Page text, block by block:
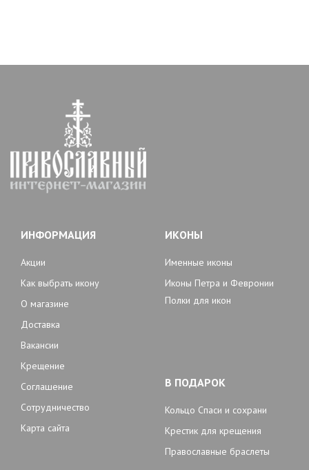
ИНФОРМАЦИЯ
Акции
Как выбрать икону
О магазине
Доставка
Вакансии
Крещение
Соглашение
Сотрудничество
Карта сайта
ИКОНЫ
Именные иконы
Иконы Петра и Февронии
Полки для икон
В ПОДАРОК
Кольцо Спаси и сохрани
Крестик для крещения
Православные браслеты